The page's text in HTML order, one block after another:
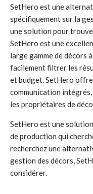
SetHero est une
spécifiquement sur la
une solution pour
SetHero est une
large gamme de décors
facilement filtrer les
et budget. SetHero
communication
les propriétaires de
SetHero est une
de production qui
recherchez une
gestion des décors,
considérer.